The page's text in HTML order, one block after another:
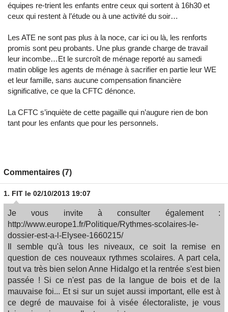
équipes re-trient les enfants entre ceux qui sortent à 16h30 et
ceux qui restent à l’étude ou à une activité du soir…
Les ATE ne sont pas plus à la noce, car ici ou là, les renforts
promis sont peu probants. Une plus grande charge de travail
leur incombe…Et le surcroît de ménage reporté au samedi
matin oblige les agents de ménage à sacrifier en partie leur WE
et leur famille, sans aucune compensation financière
significative, ce que la CFTC dénonce.
La CFTC s’inquiète de cette pagaille qui n’augure rien de bon
tant pour les enfants que pour les personnels.
Commentaires (7)
1. FIT le 02/10/2013 19:07
Je vous invite à consulter également :
http://www.europe1.fr/Politique/Rythmes-scolaires-le-
dossier-est-a-l-Elysee-1660215/
Il semble qu'à tous les niveaux, ce soit la remise en
question de ces nouveaux rythmes scolaires. A part cela,
tout va très bien selon Anne Hidalgo et la rentrée s'est bien
passée ! Si ce n'est pas de la langue de bois et de la
mauvaise foi... Et si sur un sujet aussi important, elle est à
ce degré de mauvaise foi à visée électoraliste, je vous